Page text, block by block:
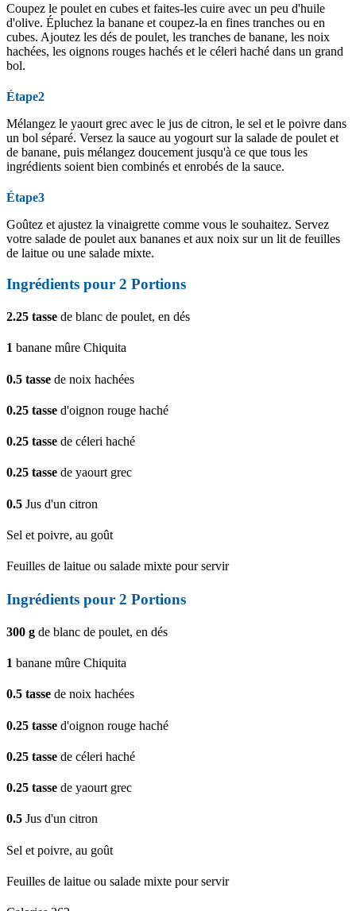
Coupez le poulet en cubes et faites-les cuire avec un peu d'huile
d'olive. Épluchez la banane et coupez-la en fines tranches ou en
cubes. Ajoutez les dés de poulet, les tranches de banane, les noix
hachées, les oignons rouges hachés et le céleri haché dans un grand
bol.
Étape2
Mélangez le yaourt grec avec le jus de citron, le sel et le poivre dans
un bol séparé. Versez la sauce au yogourt sur la salade de poulet et
de banane, puis mélangez doucement jusqu'à ce que tous les
ingrédients soient bien combinés et enrobés de la sauce.
Étape3
Goûtez et ajustez la vinaigrette comme vous le souhaitez. Servez
votre salade de poulet aux bananes et aux noix sur un lit de feuilles
de laitue ou une salade mixte.
Ingrédients pour 2 Portions
2.25 tasse de blanc de poulet, en dés
1 banane mûre Chiquita
0.5 tasse de noix hachées
0.25 tasse d'oignon rouge haché
0.25 tasse de céleri haché
0.25 tasse de yaourt grec
0.5 Jus d'un citron
Sel et poivre, au goût
Feuilles de laitue ou salade mixte pour servir
Ingrédients pour 2 Portions
300 g de blanc de poulet, en dés
1 banane mûre Chiquita
0.5 tasse de noix hachées
0.25 tasse d'oignon rouge haché
0.25 tasse de céleri haché
0.25 tasse de yaourt grec
0.5 Jus d'un citron
Sel et poivre, au goût
Feuilles de laitue ou salade mixte pour servir